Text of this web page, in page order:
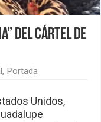
del Cártel de
, Portada
Unidos,